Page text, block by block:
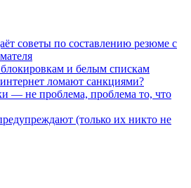
советы по составлению резюме с
блокировкам и белым спискам
ломают санкциями?
— не проблема, проблема то, что
(только их никто не